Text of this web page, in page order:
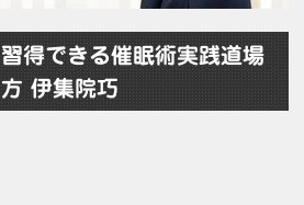
得できる催眠術実践道場
伊集院巧